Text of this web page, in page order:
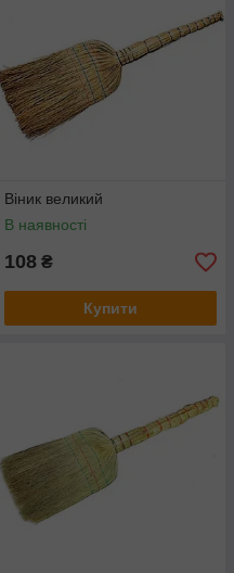
Віник великий
В наявності
108 ₴
Купити